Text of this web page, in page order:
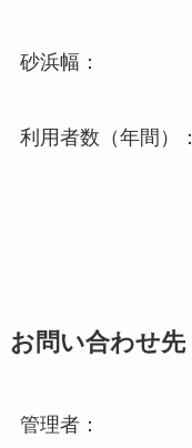
砂浜幅：
利用者数（年間）：
お問い合わせ先
管理者：